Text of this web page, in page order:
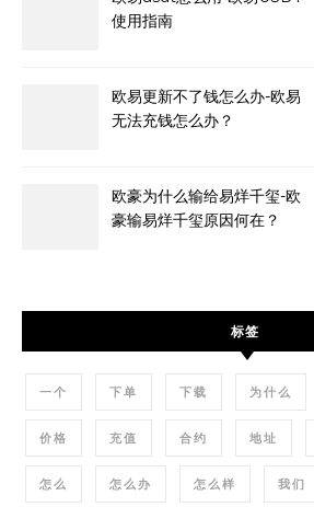
使用指南
欧易更新不了钱怎么办-欧易
无法充钱怎么办？
欧豪为什么输给易烊千玺-欧
豪输易烊千玺原因何在？
标签
一个 下单 下载 为什么
价格 充值 合约 地址
怎么 怎么办 怎么样 我们